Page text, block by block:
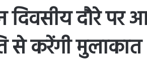
दौरे पर
से करेंगी मुलाकात